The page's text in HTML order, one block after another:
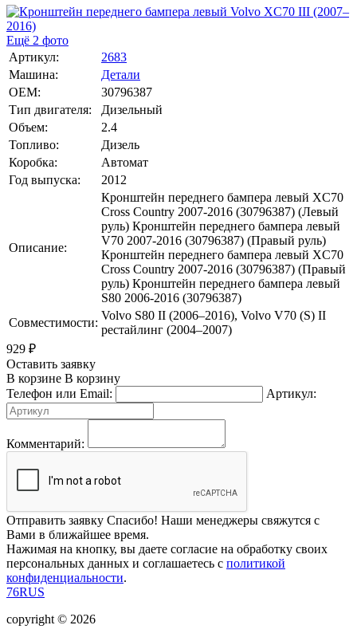
Ещё 2 фото
Артикул:
2683
Машина:
Детали
OEM:
30796387
Тип двигателя:
Дизельный
Объем:
2.4
Топливо:
Дизель
Коробка:
Автомат
Год выпуска:
2012
Описание:
Кронштейн переднего бампера левый XC70
Cross Country 2007-2016 (30796387) (Левый
руль) Кронштейн переднего бампера левый
V70 2007-2016 (30796387) (Правый руль)
Кронштейн переднего бампера левый XC70
Cross Country 2007-2016 (30796387) (Правый
руль) Кронштейн переднего бампера левый
S80 2006-2016 (30796387)
Совместимости:
Volvo S80 II (2006–2016), Volvo V70 (S) II
рестайлинг (2004–2007)
929 ₽
Оставить заявку
В корзине В корзину
Телефон или Email:
Артикул:
Комментарий:
Отправить заявку Спасибо! Наши менеджеры свяжутся с
Вами в ближайшее время.
Нажимая на кнопку, вы даете согласие на обработку своих
персональных данных и соглашаетесь с политикой
конфиденциальности.
76RUS
copyright © 2026